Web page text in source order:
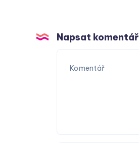
Napsat komentář